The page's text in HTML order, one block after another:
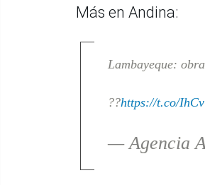
Más en Andina:
Lambayeque:
??https://t.co/
— Agencia